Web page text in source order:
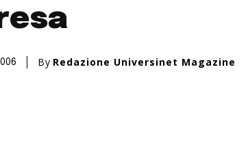
By Redazione Universinet Magazine